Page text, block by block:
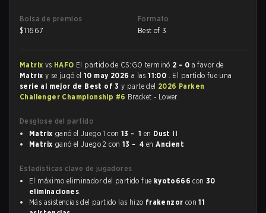
Bolsa de premios
$11667
Formato
Best of 3
Matrix vs HAFO El partido de CS:GO terminó 2 - 0 a favor de
Matrix y se jugó el10 may 2026 a las11:00 . El partido fue una
serie al mejor de Best of 3y parte del 2026 Parken
Challenger Championship #6 Bracket - Lower.
Desglose del partido
Matrix ganó el Juego 1 con 13 - 1 en Dust II
Matrix ganó el Juego 2 con 13 - 4 enAncient
Estadísticas clave de jugadores
El máximo eliminador del partido fue kyoto666 con30
eliminaciones.
Más asistencias del partido las hizo frakenzor con11